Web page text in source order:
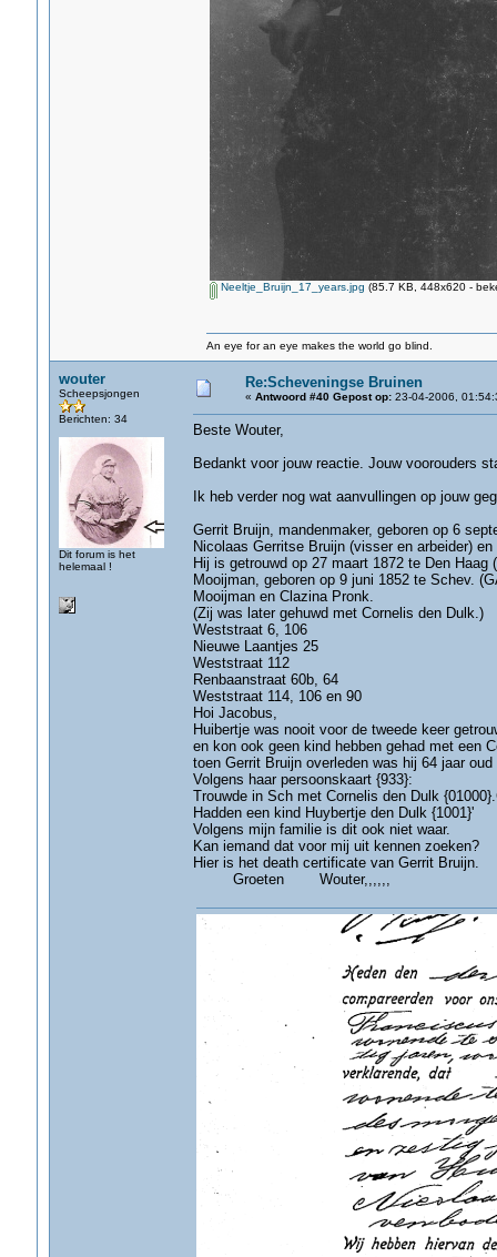
Neeltje_Bruijn_17_years.jpg (85.7 KB, 448x620 -
An eye for an eye makes the world go blind.
wouter
Scheepsjongen
Berichten: 34
Dit forum is het
helemaal !
Re:Scheveningse Bruinen
« Antwoord #40 Gepost op:23-04-2006,
Beste Wouter,
Bedankt voor jouw reactie. Jouw voorouders
Ik heb verder nog wat aanvullingen op jouw
Gerrit Bruijn, mandenmaker, geboren op 6
Nicolaas Gerritse Bruijn (visser en arbeider)
Hij is getrouwd op 27 maart 1872 te Den
Mooijman, geboren op 9 juni 1852 te Schev.
Mooijman en Clazina Pronk.
(Zij was later gehuwd met Cornelis den Dulk.)
Weststraat 6, 106
Nieuwe Laantjes 25
Weststraat 112
Renbaanstraat 60b, 64
Weststraat 114, 106 en 90
Hoi Jacobus,
Huibertje was nooit voor de tweede keer
en kon ook geen kind hebben gehad met een
toen Gerrit Bruijn overleden was hij 64 jaar
Volgens haar persoonskaart {933}:
Trouwde in Sch met Cornelis den Dulk
Hadden een kind Huybertje den Dulk {1001}'
Volgens mijn familie is dit ook niet waar.
Kan iemand dat voor mij uit kennen zoeken?
Hier is het death certificate van Gerrit Bruijn.
Groeten Wouter,,,,,,